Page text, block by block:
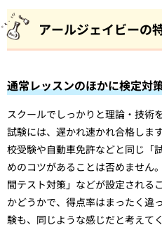
アールジェイビーの
通常レッスンのほかに検定対
スクールでしっかりと理論・技術
試験には、遅かれ速かれ合格しま
校受験や自動車免許などと同じ「
めのコツがあることは否めません
間テスト対策」などが設定される
かどうかで、得点率はまったく違
験も、同じような感じだと考えて